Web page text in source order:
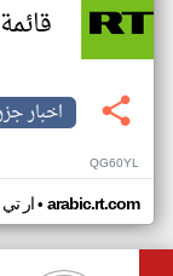
اخبار
QG60YL
ار• arabic.rt.com